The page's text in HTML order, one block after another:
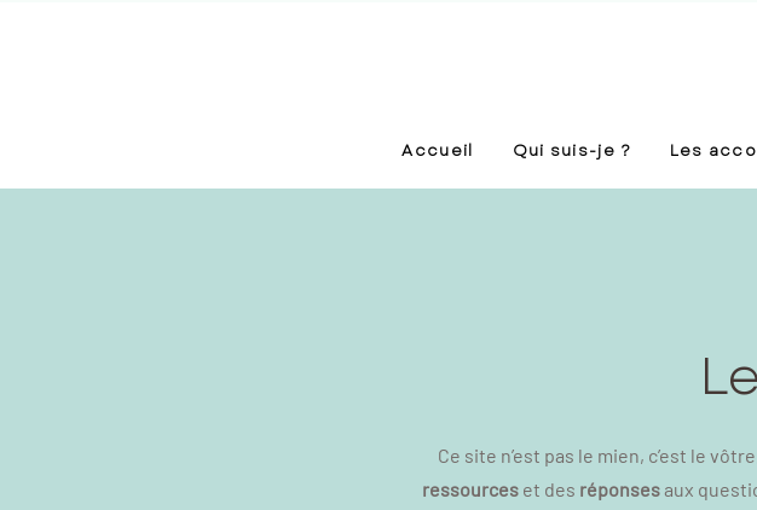
Accueil Qui suis-je ? Les
Ce site n’est pas le mien, c’est le
ressourceset des réponsesaux